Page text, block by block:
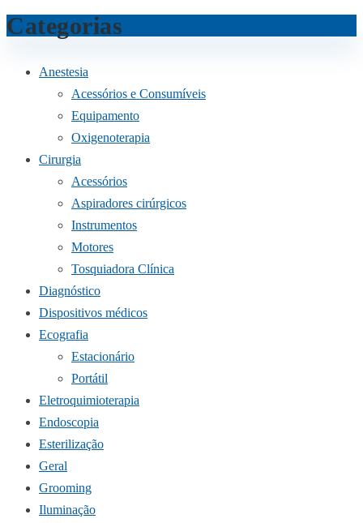
Categorias
Anestesia
Acessórios e Consumíveis
Equipamento
Oxigenoterapia
Cirurgia
Acessórios
Aspiradores cirúrgicos
Instrumentos
Motores
Tosquiadora Clínica
Diagnóstico
Dispositivos médicos
Ecografia
Estacionário
Portátil
Eletroquimioterapia
Endoscopia
Esterilização
Geral
Grooming
Iluminação